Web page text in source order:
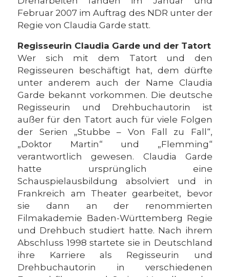
Februar 2007 im Auftrag des NDR unter der
Regie von Claudia Garde statt.
Regisseurin Claudia Garde und der Tatort
Wer sich mit dem Tatort und den
Regisseuren beschäftigt hat, dem dürfte
unter anderem auch der Name Claudia
Garde bekannt vorkommen. Die deutsche
Regisseurin und Drehbuchautorin ist
außer für den Tatort auch für viele Folgen
der Serien „Stubbe – Von Fall zu Fall“,
„Doktor Martin“ und „Flemming“
verantwortlich gewesen. Claudia Garde
hatte ursprünglich eine
Schauspielausbildung absolviert und in
Frankreich am Theater gearbeitet, bevor
sie dann an der renommierten
Filmakademie Baden-Württemberg Regie
und Drehbuch studiert hatte. Nach ihrem
Abschluss 1998 startete sie in Deutschland
ihre Karriere als Regisseurin und
Drehbuchautorin in verschiedenen